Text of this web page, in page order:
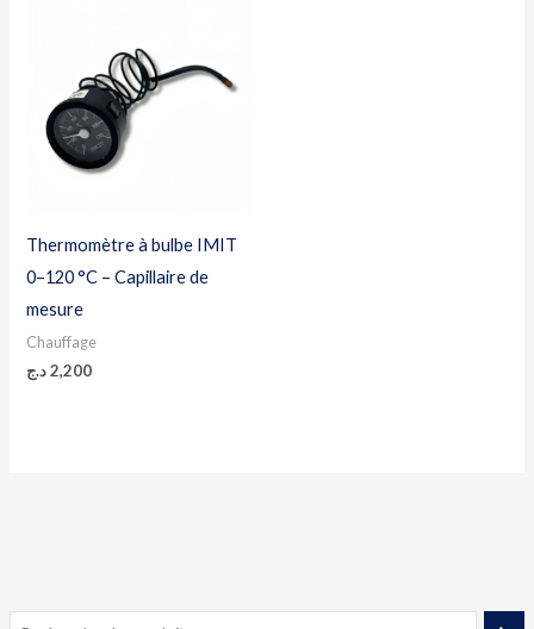
Thermomètre à bulbe IMIT
0–120 °C – Capillaire de
mesure
Chauffage
2,200 د.ج